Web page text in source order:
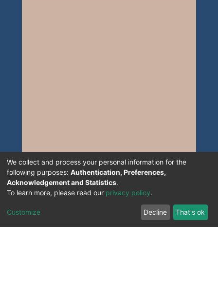
We collect and process your personal information for the
following purposes: Authentication, Preferences,
Acknowledgement and Statistics.
To learn more, please read our privacy policy.
Customize Decline That's ok